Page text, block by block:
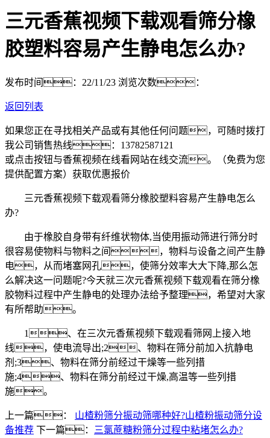
三元香蕉视频下载观看筛分橡
胶塑料容易产生静电怎么办?
发布时间：22/11/23 浏览次数：
返回列表
如果您正在寻找相关产品或有其他任何问题，可随时拨打
我公司销售热线： 13782587121
或点击按钮与香蕉视频在线看网站在线交流。（免费为您
提供配置方案） 获取优惠报价
三元香蕉视频下载观看筛分橡胶塑料容易产生静电怎么
办?
由于橡胶自身带有纤维状物体,当使用振动筛进行筛分时
很容易使物料与物料之间，物料与设备之间产生静
电，从而堵塞网孔，使筛分效率大大下降,那么怎
么解决这一问题呢?今天就三次元香蕉视频下载观看在筛分橡
胶物料过程中产生静电的处理办法给予整理，希望对大家
有所帮助。
1、在三次元香蕉视频下载观看筛网上接入地
线，使电流导出;2、物料在筛分前加入抗静电
剂;3、物料在筛分前经过干燥等一些列措
施;4、物料在筛分前经过干燥,高温等一些列措
施。
上一篇： 山楂粉筛分振动筛哪种好?山楂粉振动筛分设
备推荐 下一篇：
三氯蔗糖粉筛分过程中粘堵怎么办?